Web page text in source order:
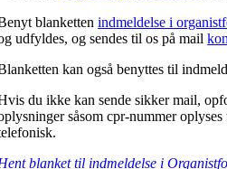
blankettenindmeldelse i
udfyldes, og sendes til os på mail
kan også benyttes til
du ikke kan sende sikker mail,
såsom cpr-nummer
blanket til indmeldelse i